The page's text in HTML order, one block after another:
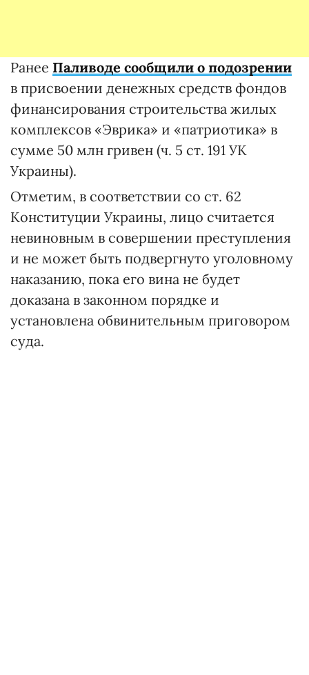
Ранее Паливоде сообщили о подозрении
в присвоении денежных средств фондов
финансирования строительства жилых
комплексов «Эврика» и «патриотика» в
сумме 50 млн гривен (ч. 5 ст. 191 УК
Украины).
Отметим, в соответствии со ст. 62
Конституции Украины, лицо считается
невиновным в совершении преступления
и не может быть подвергнуто уголовному
наказанию, пока его вина не будет
доказана в законном порядке и
установлена ​​обвинительным приговором
суда.